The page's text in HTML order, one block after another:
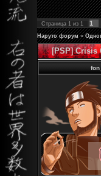
Страница 1 из 1 1
Наруто форум »
[PSP] Crisis